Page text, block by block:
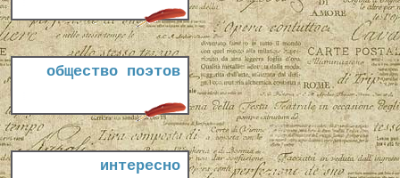
общество поэтов
интересно